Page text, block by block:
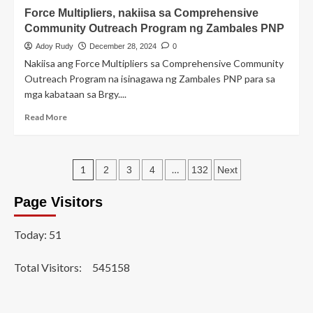
Councils,
nakiisa
sa
Community
Christmas
Outreach
ng
Force Multipliers, nakiisa sa Comprehensive
Community Outreach Program ng Zambales PNP
Adoy Rudy December 28, 2024 0
Nakiisa ang Force Multipliers sa Comprehensive Community
Outreach Program na isinagawa ng Zambales PNP para sa
mga kabataan sa Brgy....
Read MoreRead
Multipliers,
nakiisa
sa
Comprehensive
Zambales
Posts
navigation
1 2 3 4 … 132 Next
Page Visitors
Today: 51
Total Visitors: 545158